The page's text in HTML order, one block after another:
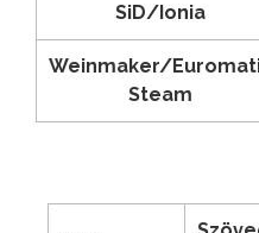
SiD/Ionia
Weinmaker/
Steam